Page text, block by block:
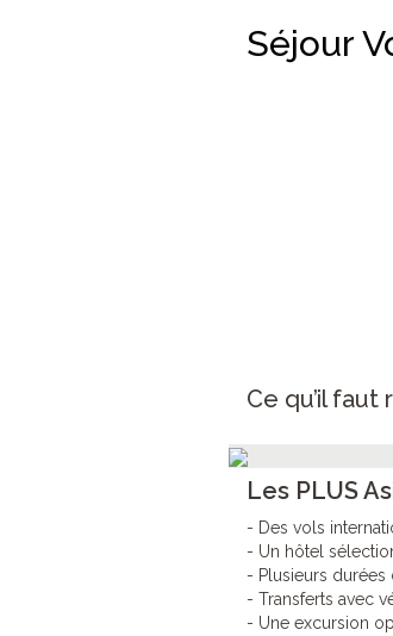
Séjour
Ce qu’il
Les PLUS
- Des vols
- Un hôtel
- Plusieurs
- Transferts avec
- Une excursion